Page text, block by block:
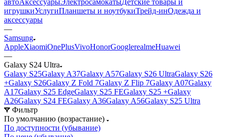
игрушкиУслугиПланшеты и ноутбукиТрейд-инОдежда и
аксессуары
—
Samsung
AppleXiaomiOnePlusVivoHonorGooglerealmeHuawei
—
Galaxy S24 Ultra
Galaxy S25Galaxy A37Galaxy A57Galaxy S26 UltraGalaxy S26
+Galaxy S26Galaxy Z Fold 7Galaxy Z Flip 7Galaxy A07Galaxy
A17Galaxy S25 EdgeGalaxy S25 FEGalaxy S25 +Galaxy
A26Galaxy S24 FEGalaxy A36Galaxy A56Galaxy S25 Ultra
Фильтр
По умолчанию (возрастание)
По доступности (убывание)